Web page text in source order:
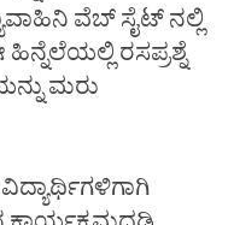
ವೆಬ್ ಸೈಟ್ ನಲ್ಲಿ
ರಸಪ್ರಶ್ನೆ
ಮರು
ಕಾರ್ಯಕ್ರಮದಡಿ